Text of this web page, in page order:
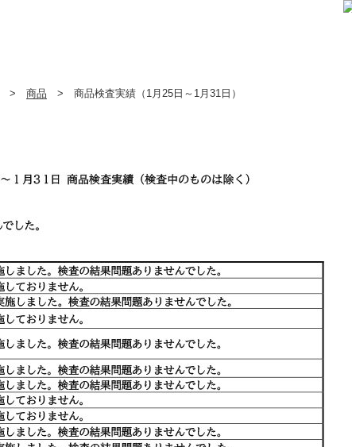
> 商品 > 商品検査実績（1月25日～1月31日）